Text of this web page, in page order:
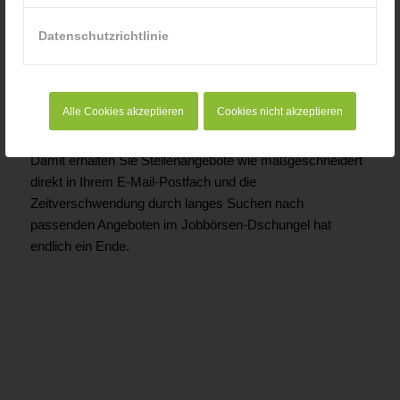
Datenschutzrichtlinie
Alle Cookies akzeptieren Cookies nicht akzeptieren
Angebote, die sich in diesem Bereich bewegen. Auch
Sie vertraulich angeben und das Portal berücksichtigt
diese bei der Auswahl potentieller Arbeitgeber.
Damit erhalten Sie Stellenangebote wie maßgeschneidert
direkt in Ihrem E-Mail-Postfach und die
Zeitverschwendung durch langes Suchen nach
passenden Angeboten im Jobbörsen-Dschungel hat
endlich ein Ende.